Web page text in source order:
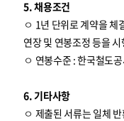
5. 채용조건
ㅇ 1년 단위로 계약을 체
연장 및 연봉조정 등을 시
ㅇ 연봉수준 : 한국철도
6. 기타사항
ㅇ 제출된 서류는 일체